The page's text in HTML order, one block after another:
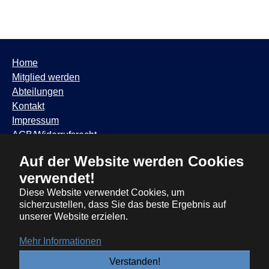
Auf der Website werden Cookies
verwendet!
Diese Website verwendet Cookies, um
sicherzustellen, dass Sie das beste Ergebnis auf
unserer Website erzielen.
Mehr Informationen
Verstanden!
Home
Mitglied werden
Abteilungen
Kontakt
Impressum
AGB/Widerrufsrecht
TSV Trudering ∙ Feldbergstr. 65 ∙ 81825 München ∙ Tel:
089 / 6881317∙ info@tsvtrudering.de